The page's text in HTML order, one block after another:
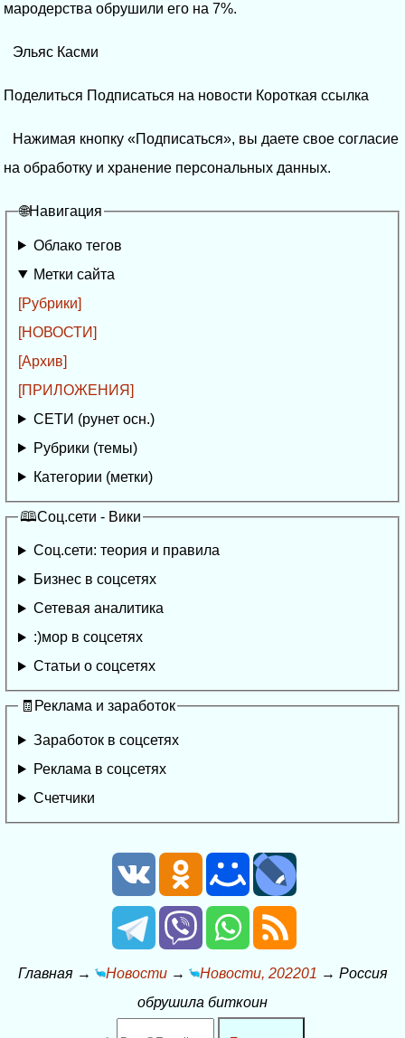
мародерства обрушили его на 7%.
Эльяс Касми
Поделиться Подписаться на новости Короткая ссылка
Нажимая кнопку «Подписаться», вы даете свое согласие
на обработку и хранение персональных данных.
🌐Навигация
Облако тегов
Метки сайта
[Рубрики]
[НОВОСТИ]
[Архив]
[ПРИЛОЖЕНИЯ]
СЕТИ (рунет осн.)
Рубрики (темы)
Категории (метки)
🕮Соц.сети - Вики
Соц.сети: теория и правила
Бизнес в соцсетях
Сетевая аналитика
:)мор в соцсетях
Статьи о соцсетях
🧾Реклама и заработок
Заработок в соцсетях
Реклама в соцсетях
Счетчики
Главная→ Новости→ Новости, 202201 → Россия
обрушила биткоин